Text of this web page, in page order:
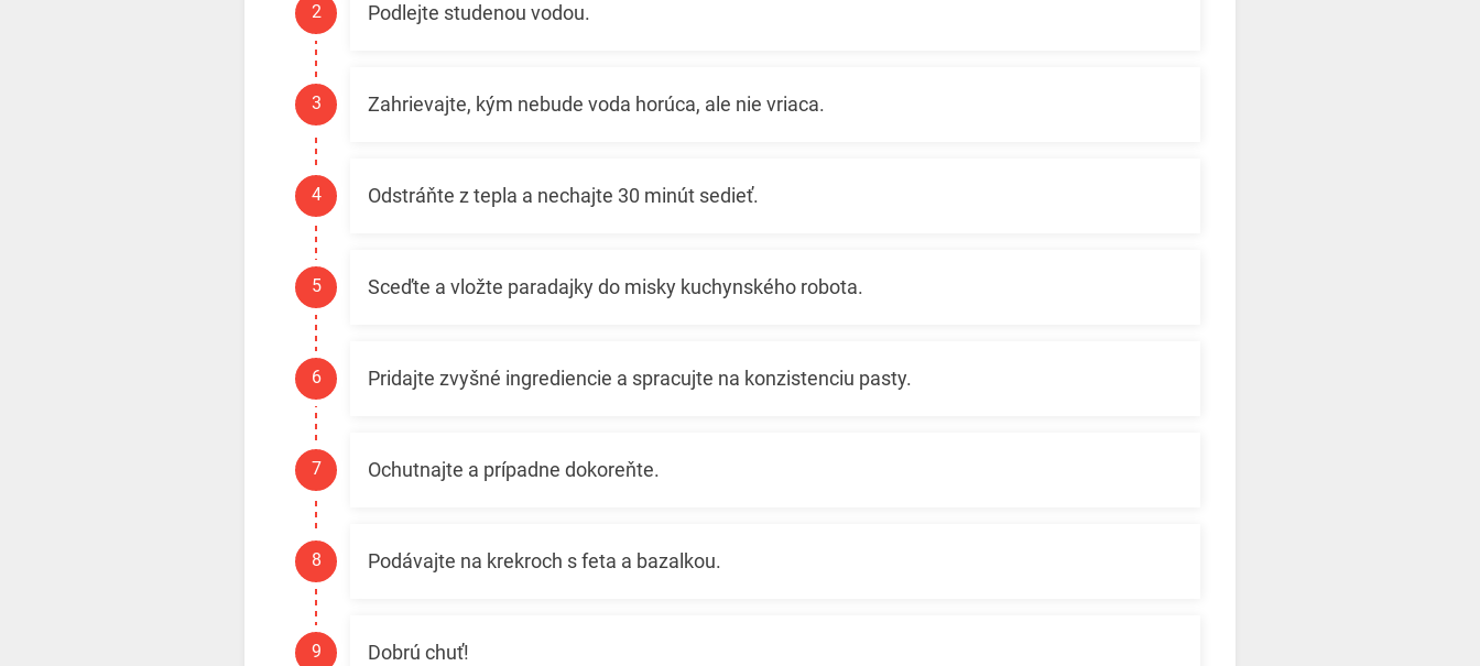
Podlejte studenou vodou.
Zahrievajte, kým nebude voda horúca, ale nie vriaca.
Odstráňte z tepla a nechajte 30 minút sedieť.
Sceďte a vložte paradajky do misky kuchynského robota.
Pridajte zvyšné ingrediencie a spracujte na konzistenciu pasty.
Ochutnajte a prípadne dokoreňte.
Podávajte na krekroch s feta a bazalkou.
Dobrú chuť!